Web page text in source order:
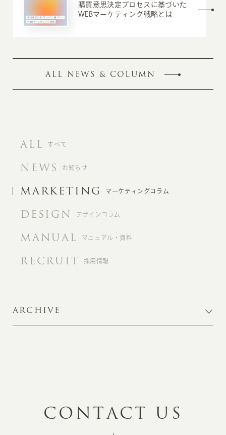
購買意思決定プロセスに基づいた
WEBマーケティング戦略とは
ALL NEWS & COLUMN
ALL すべて
NEWS お知らせ
MARKETING マーケティングコラム
DESIGN デザインコラム
MANUAL マニュアル・資料
RECRUIT 採用情報
ARCHIVE
CONTACT US